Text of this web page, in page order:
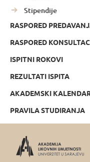
Stipendije
RASPORED
RASPORED
ISPITNI ROKOVI
REZULTATI ISPITA
AKADEMSKI
PRAVILA STUDIRANJA